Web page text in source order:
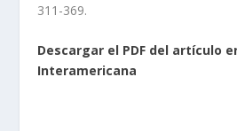
311-369.
Descargar el PDF del artículo
Interamericana